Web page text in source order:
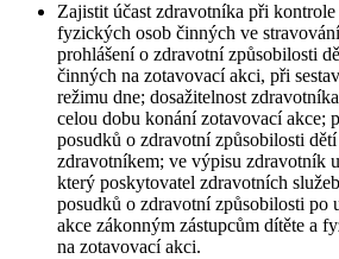
Zajistit účast zdravotníka při
fyzických osob činných ve
prohlášení o zdravotní způsobilosti
činných na zotavovací akci, při
režimu dne; dosažitelnost
celou dobu konání zotavovací akce;
posudků o zdravotní způsobilosti
zdravotníkem; ve výpisu zdravotník
který poskytovatel zdravotních
posudků o zdravotní způsobilosti po
akce zákonným zástupcům dítěte a
na zotavovací akci.